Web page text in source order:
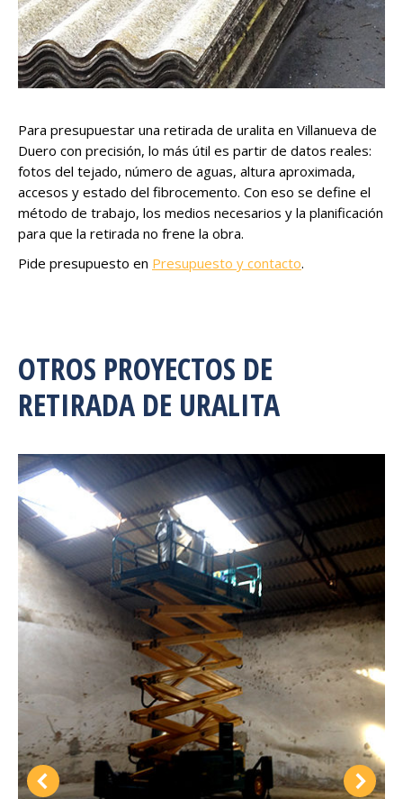
Para presupuestar una retirada de uralita en Villanueva de
Duero con precisión, lo más útil es partir de datos reales:
fotos del tejado, número de aguas, altura aproximada,
accesos y estado del fibrocemento. Con eso se define el
método de trabajo, los medios necesarios y la planificación
para que la retirada no frene la obra.
Pide presupuesto en Presupuesto y contacto.
OTROS PROYECTOS DE
RETIRADA DE URALITA